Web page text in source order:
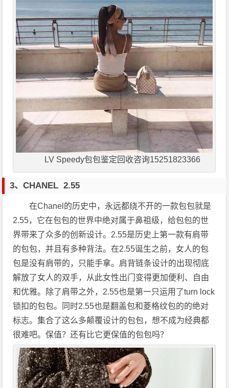
LV Speedy包包鉴定回收咨询15251823366
3、CHANEL 2.55
在Chanel的历史中，永远都绕不开的一款包包就是
2.55，它在包包的世界中绝对属于鼻祖级，给包包的世
界带来了众多的创新设计。2.55是历史上第一款有肩带
的包包，并且有多种背法。在2.55诞生之前，女人的包
包是没有肩带的，只能手拿。肩背链条设计的出现彻底
解放了女人的双手，从此女性出门变得更加便利、自由
和优雅。除了肩带之外，2.55也是第一只运用了turn lock
锁扣的包包。同时2.55也是翻盖包和菱格纹包的的绝对
标志。集合了这么多颠覆设计的包包，想不成为经典都
很难吧。保值？还有比它更保值的包包吗？